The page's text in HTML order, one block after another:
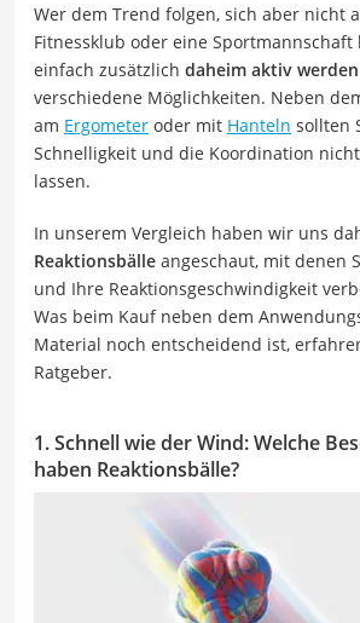
Wer dem Trend folgen, sich aber nicht
Fitnessklub oder eine
einfach zusätzlich daheim aktiv werden
verschiedene Möglichkeiten. Neben
am Ergometer oder mit Hanteln sollten
Schnelligkeit und die Koordination
lassen.
In unserem Vergleich haben wir uns
Reaktionsbälle angeschaut, mit denen
und Ihre Reaktionsgeschwindigkeit
Was beim Kauf neben dem
Material noch entscheidend ist,
Ratgeber.
1. Schnell wie der Wind: Welche
haben Reaktionsbälle?